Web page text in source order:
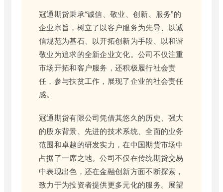
冠通期货秉承“诚信、敬业、创新、服务”的
企业宗旨，树立了以客户服务为先导、以诚
信规范为基石、以开拓创新为手段、以和谐
敬业为追求的全新企业文化。公司不仅注重
市场开拓和客户服务，还积极履行社会责
任，参与扶贫工作，展现了企业的社会责任
感。
冠通期货有限公司凭借其悠久的历史、强大
的股东背景、先进的技术系统、全面的业务
范围和卓越的研发实力，在中国期货市场中
占据了一席之地。公司不仅在传统期货交易
中表现出色，还在金融创新方面不断探索，
致力于为投资者提供更多元化的服务。展望